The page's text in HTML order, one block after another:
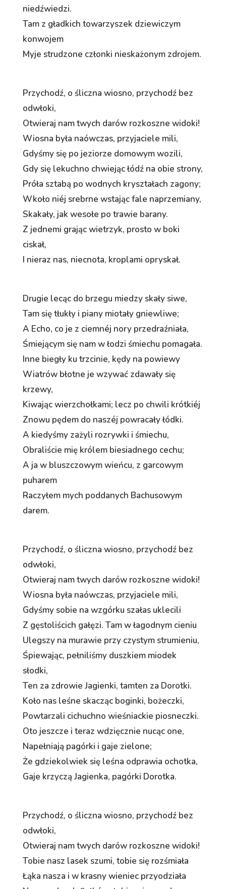
niedźwiedzi.
Tam z gładkich towarzyszek dziewiczym
konwojem
Myje strudzone członki nieskażonym zdrojem.
Przychodź, o śliczna wiosno, przychodź bez
odwłoki,
Otwieraj nam twych darów rozkoszne widoki!
Wiosna była naówczas, przyjaciele mili,
Gdyśmy się po jeziorze domowym wozili,
Gdy się lekuchno chwiejąc łódź na obie strony,
Próła sztabą po wodnych kryształach zagony;
Wkoło niéj srebrne wstając fale naprzemiany,
Skakały, jak wesołe po trawie barany.
Z jednemi grając wietrzyk, prosto w boki
ciskał,
I nieraz nas, niecnota, kroplami opryskał.
Drugie lecąc do brzegu miedzy skały siwe,
Tam się tłukły i piany miotały gniewliwe;
A Echo, co je z ciemnéj nory przedraźniała,
Śmiejącym się nam w łodzi śmiechu pomagała.
Inne biegły ku trzcinie, kędy na powiewy
Wiatrów błotne je wzywać zdawały się
krzewy,
Kiwając wierzchołkami; lecz po chwili krótkiéj
Znowu pędem do naszéj powracały łódki.
A kiedyśmy zażyli rozrywki i śmiechu,
Obraliście mię królem biesiadnego cechu;
A ja w bluszczowym wieńcu, z garcowym
puharem
Raczyłem mych poddanych Bachusowym
darem.
Przychodź, o śliczna wiosno, przychodź bez
odwłoki,
Otwieraj nam twych darów rozkoszne widoki!
Wiosna była naówczas, przyjaciele mili,
Gdyśmy sobie na wzgórku szałas uklecili
Z gęstoliścich gałęzi. Tam w łagodnym cieniu
Ulegszy na murawie przy czystym strumieniu,
Śpiewając, pełniliśmy duszkiem miodek
słodki,
Ten za zdrowie Jagienki, tamten za Dorotki.
Koło nas leśne skacząc boginki, bożeczki,
Powtarzali cichuchno wieśniackie piosneczki.
Oto jeszcze i teraz wdzięcznie nucąc one,
Napełniają pagórki i gaje zielone;
Że gdziekolwiek się leśna odprawia ochotka,
Gaje krzyczą Jagienka, pagórki Dorotka.
Przychodź, o śliczna wiosno, przychodź bez
odwłoki,
Otwieraj nam twych darów rozkoszne widoki!
Tobie nasz lasek szumi, tobie się rozśmiała
Łąka nasza i w krasny wieniec przyodziała